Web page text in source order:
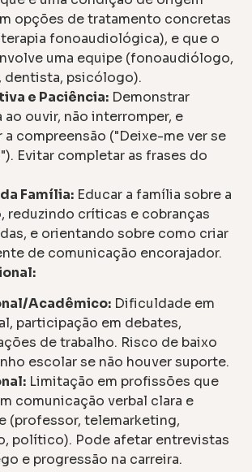
opções de tratamento concretas
fonoaudiológica), e que o
uma equipe (fonoaudiólogo,
dentista, psicólogo).
e Paciência: Demonstrar
ao ouvir, não interromper, e
a compreensão ("Deixe-me ver se
Evitar completar as frases do
Família: Educar a família sobre a
reduzindo críticas e cobranças
e orientando sobre como criar
de comunicação encorajador.
Acadêmico: Dificuldade em
participação em debates,
de trabalho. Risco de baixo
escolar se não houver suporte.
Limitação em profissões que
comunicação verbal clara e
(professor, telemarketing,
político). Pode afetar entrevistas
e progressão na carreira.